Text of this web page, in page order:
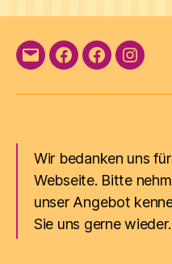
E-
Facebook
Facebook
Wir bedanken uns
Webseite. Bitte
unser Angebot
Sie uns gerne wieder.